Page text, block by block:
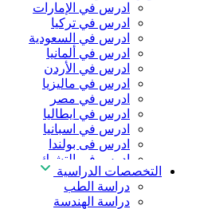
ادرس في الإمارات
ادرس في تركيا
ادرس في السعودية
ادرس في ألمانيا
ادرس في الأردن
ادرس في ماليزيا
ادرس في مصر
ادرس في ايطاليا
ادرس في اسبانيا
ادرس فى بولندا
ادرس فى التشيك
ادرس في المجر
ادرس في الصين
التخصصات الدراسية
دراسة الطب
دراسة الهندسة